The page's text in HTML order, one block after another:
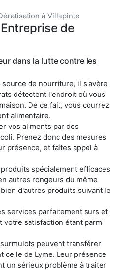
à Villepinte
de
dans la lutte contre les
de nourriture, il s'avère
détectent l'endroit où vous
De ce fait, vous courrez
alimentaire.
vos aliments par des
Prenez donc des mesures
présence, et faîtes appel à
spécialement efficaces
autres rongeurs du même
d'autres produits suivant le
services parfaitement surs et
votre satisfaction étant parmi
peuvent transférer
celle de Lyme. Leur présence
un sérieux problème à traiter